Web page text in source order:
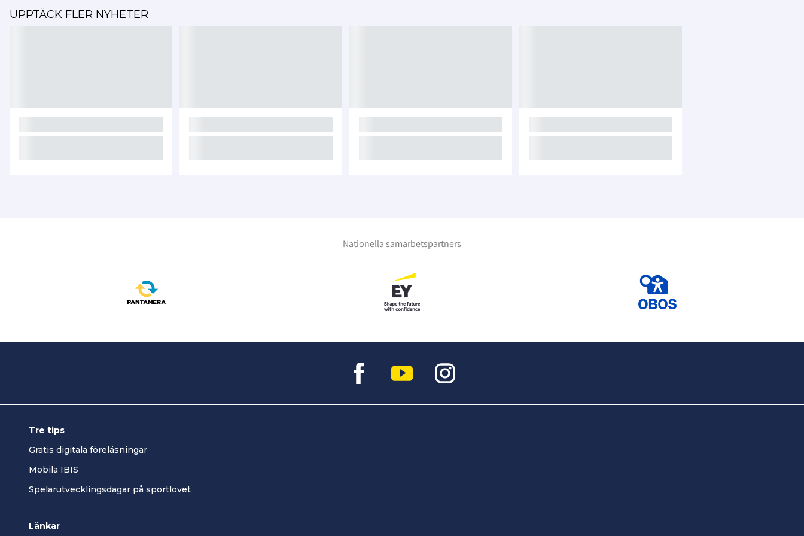
UPPTÄCK FLER NYHETER
Nationella samarbetspartners
Tre tips
Gratis digitala föreläsningar
Mobila IBIS
Spelarutvecklingsdagar på sportlovet
Länkar